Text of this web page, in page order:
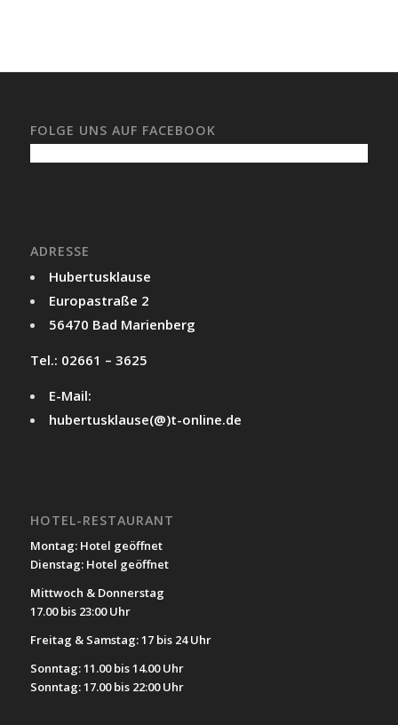
FOLGE UNS AUF FACEBOOK
ADRESSE
Hubertusklause
Europastraße 2
56470 Bad Marienberg
Tel.: 02661 – 3625
E-Mail:
hubertusklause(@)t-online.de
HOTEL-RESTAURANT
Montag: Hotel geöffnet
Dienstag: Hotel geöffnet
Mittwoch & Donnerstag
17.00 bis 23:00 Uhr
Freitag & Samstag: 17 bis 24 Uhr
Sonntag: 11.00 bis 14.00 Uhr
Sonntag: 17.00 bis 22:00 Uhr